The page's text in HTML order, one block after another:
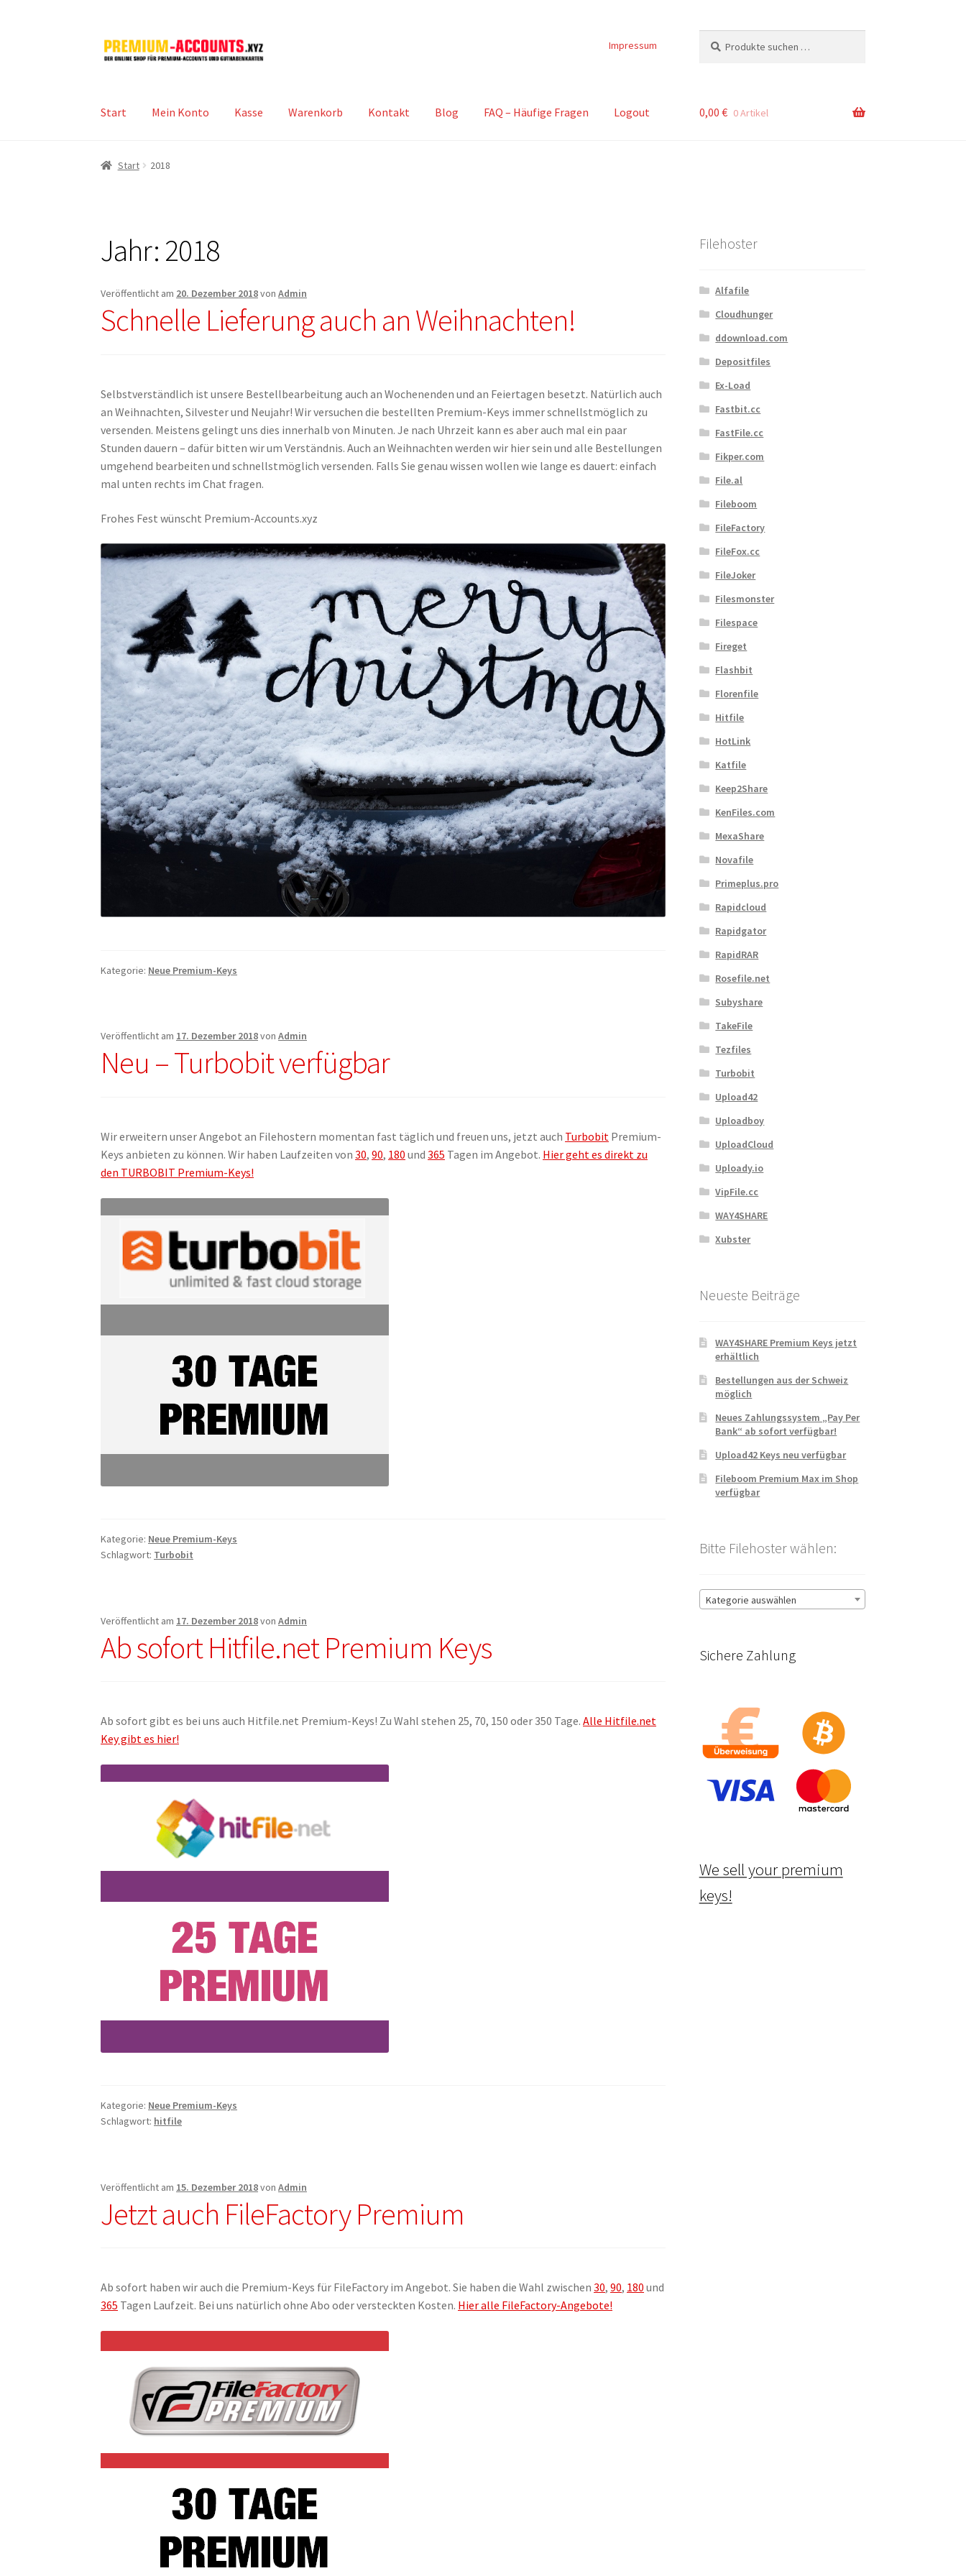
Zur
Navigation
Zum
Inhalt
Impressum
nach:
Start Mein Konto Kasse Warenkorb Kontakt Blog FAQ – Häufige Fragen Logout 0,00 € 0 Artikel
Start 2018
Jahr: 2018
Veröffentlicht am 20. Dezember 2018vonAdmin
Schnelle Lieferung auch an Weihnachten!
Selbstverständlich ist unsere Bestellbearbeitung auch an Wochenenden und an Feiertagen besetzt. Natürlich auch
an Weihnachten, Silvester und Neujahr! Wir versuchen die bestellten Premium-Keys immer schnellstmöglich zu
versenden. Meistens gelingt uns dies innerhalb von Minuten. Je nach Uhrzeit kann es aber auch mal ein paar
Stunden dauern – dafür bitten wir um Verständnis. Auch an Weihnachten werden wir hier sein und alle Bestellungen
umgehend bearbeiten und schnellstmöglich versenden. Falls Sie genau wissen wollen wie lange es dauert: einfach
mal unten rechts im Chat fragen.
Frohes Fest wünscht Premium-Accounts.xyz
Kategorie: Neue Premium-Keys
Veröffentlicht am 17. Dezember 2018vonAdmin
Neu – Turbobit verfügbar
Wir erweitern unser Angebot an Filehostern momentan fast täglich und freuen uns, jetzt auch Turbobit Premium-
Keys anbieten zu können. Wir haben Laufzeiten von30,90, 180 und365 Tagen im Angebot. Hier geht es direkt zu
den TURBOBIT Premium-Keys!
Kategorie: Neue Premium-Keys
Schlagwort: Turbobit
Veröffentlicht am 17. Dezember 2018vonAdmin
Ab sofort Hitfile.net Premium Keys
Ab sofort gibt es bei uns auch Hitfile.net Premium-Keys! Zu Wahl stehen 25, 70, 150 oder 350 Tage.Alle Hitfile.net
Key gibt es hier!
Kategorie: Neue Premium-Keys
Schlagwort: hitfile
Veröffentlicht am 15. Dezember 2018vonAdmin
Jetzt auch FileFactory Premium
Ab sofort haben wir auch die Premium-Keys für FileFactory im Angebot. Sie haben die Wahl zwischen30,90, 180 und
365 Tagen Laufzeit. Bei uns natürlich ohne Abo oder versteckten Kosten. Hier alle FileFactory-Angebote!
Filehoster
Alfafile
Cloudhunger
ddownload.com
Depositfiles
Ex-Load
Fastbit.cc
FastFile.cc
Fikper.com
File.al
Fileboom
FileFactory
FileFox.cc
FileJoker
Filesmonster
Filespace
Fireget
Flashbit
Florenfile
Hitfile
HotLink
Katfile
Keep2Share
KenFiles.com
MexaShare
Novafile
Primeplus.pro
Rapidcloud
Rapidgator
RapidRAR
Rosefile.net
Subyshare
TakeFile
Tezfiles
Turbobit
Upload42
Uploadboy
UploadCloud
Uploady.io
VipFile.cc
WAY4SHARE
Xubster
Neueste Beiträge
WAY4SHARE Premium Keys jetzt
erhältlich
Bestellungen aus der Schweiz
möglich
Neues Zahlungssystem „Pay Per
Bank“ ab sofort verfügbar!
Upload42 Keys neu verfügbar
Fileboom Premium Max im Shop
verfügbar
Bitte Filehoster wählen:
Kategorie auswählen
Sichere Zahlung
We sell your premium
keys!